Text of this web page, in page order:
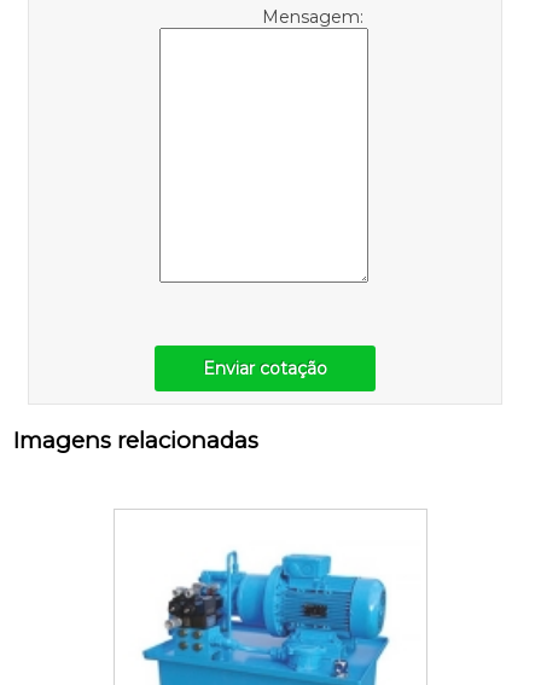
Mensagem:
Enviar cotação
Imagens relacionadas